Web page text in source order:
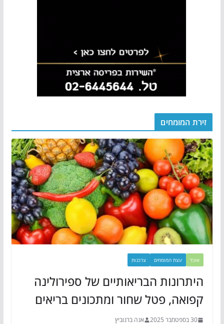
זירת המומחים
אוכל עצת המומחים צרכנות
היתרונות הבריאותיים של ספירולינה
קפואה, פטל שחור ומתכונים בריאים
30 בספטמבר 2025 אנה ברנוביץ